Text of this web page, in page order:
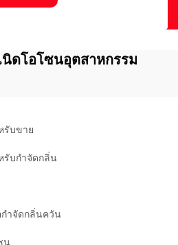
นิดโอโซนอุตสาหกรรม
รับขาย
รับกำจัดกลิ่น
กำจัดกลิ่นควัน
น